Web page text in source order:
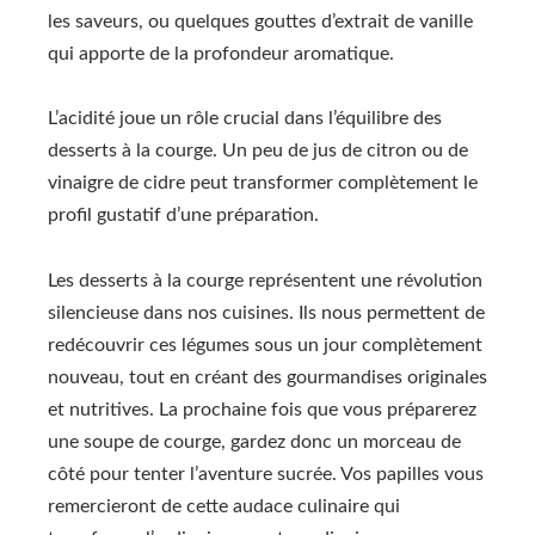
les saveurs, ou quelques gouttes d’extrait de vanille
qui apporte de la profondeur aromatique.
L’acidité joue un rôle crucial dans l’équilibre des
desserts à la courge. Un peu de jus de citron ou de
vinaigre de cidre peut transformer complètement le
profil gustatif d’une préparation.
Les desserts à la courge représentent une révolution
silencieuse dans nos cuisines. Ils nous permettent de
redécouvrir ces légumes sous un jour complètement
nouveau, tout en créant des gourmandises originales
et nutritives. La prochaine fois que vous préparerez
une soupe de courge, gardez donc un morceau de
côté pour tenter l’aventure sucrée. Vos papilles vous
remercieront de cette audace culinaire qui